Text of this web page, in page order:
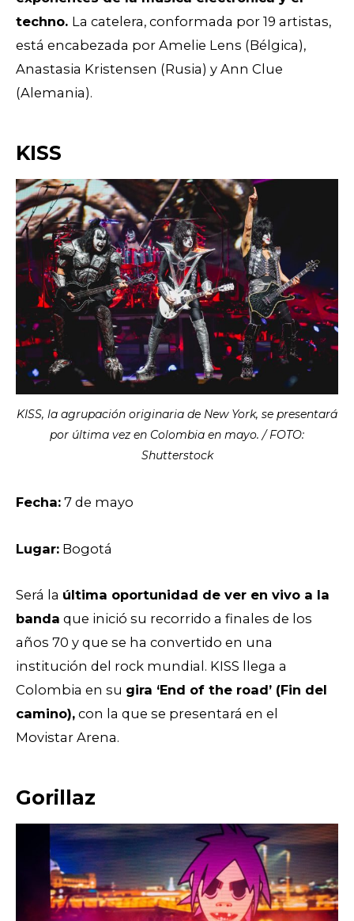
techno. La catelera, conformada por 19 artistas,
está encabezada por Amelie Lens (Bélgica),
Anastasia Kristensen (Rusia) y Ann Clue
(Alemania).
KISS
KISS, la agrupación originaria de New York, se presentará
por última vez en Colombia en mayo. / FOTO:
Shutterstock
Fecha: 7 de mayo
Lugar: Bogotá
Será la última oportunidad de ver en vivo a la
banda que inició su recorrido a finales de los
años 70 y que se ha convertido en una
institución del rock mundial. KISS llega a
Colombia en su gira ‘End of the road’ (Fin del
camino), con la que se presentará en el
Movistar Arena.
Gorillaz